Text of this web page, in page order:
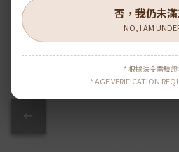
\ 原箱
否，我仍未
NO, I AM
* 根據法令需驗證
* AGE VERIFICATION